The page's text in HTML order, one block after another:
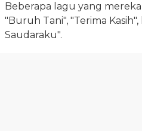
Beberapa lagu yang
"Buruh Tani", "Terima
Saudaraku".